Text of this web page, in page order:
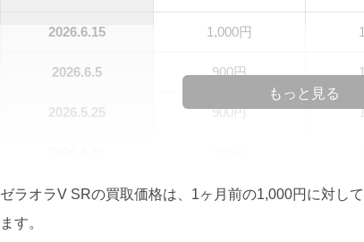
2026.6.15 1,000円
2026.6.5 900円
2026.5.25 900円
2026.5.5 900円
もっと見る
ゼラオラV SRの買取価格は、1ヶ月前の1,000円に対し
ます。